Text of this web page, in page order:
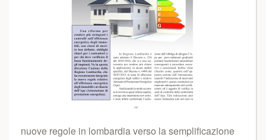
nuove regole in lombardia verso la semplificazione